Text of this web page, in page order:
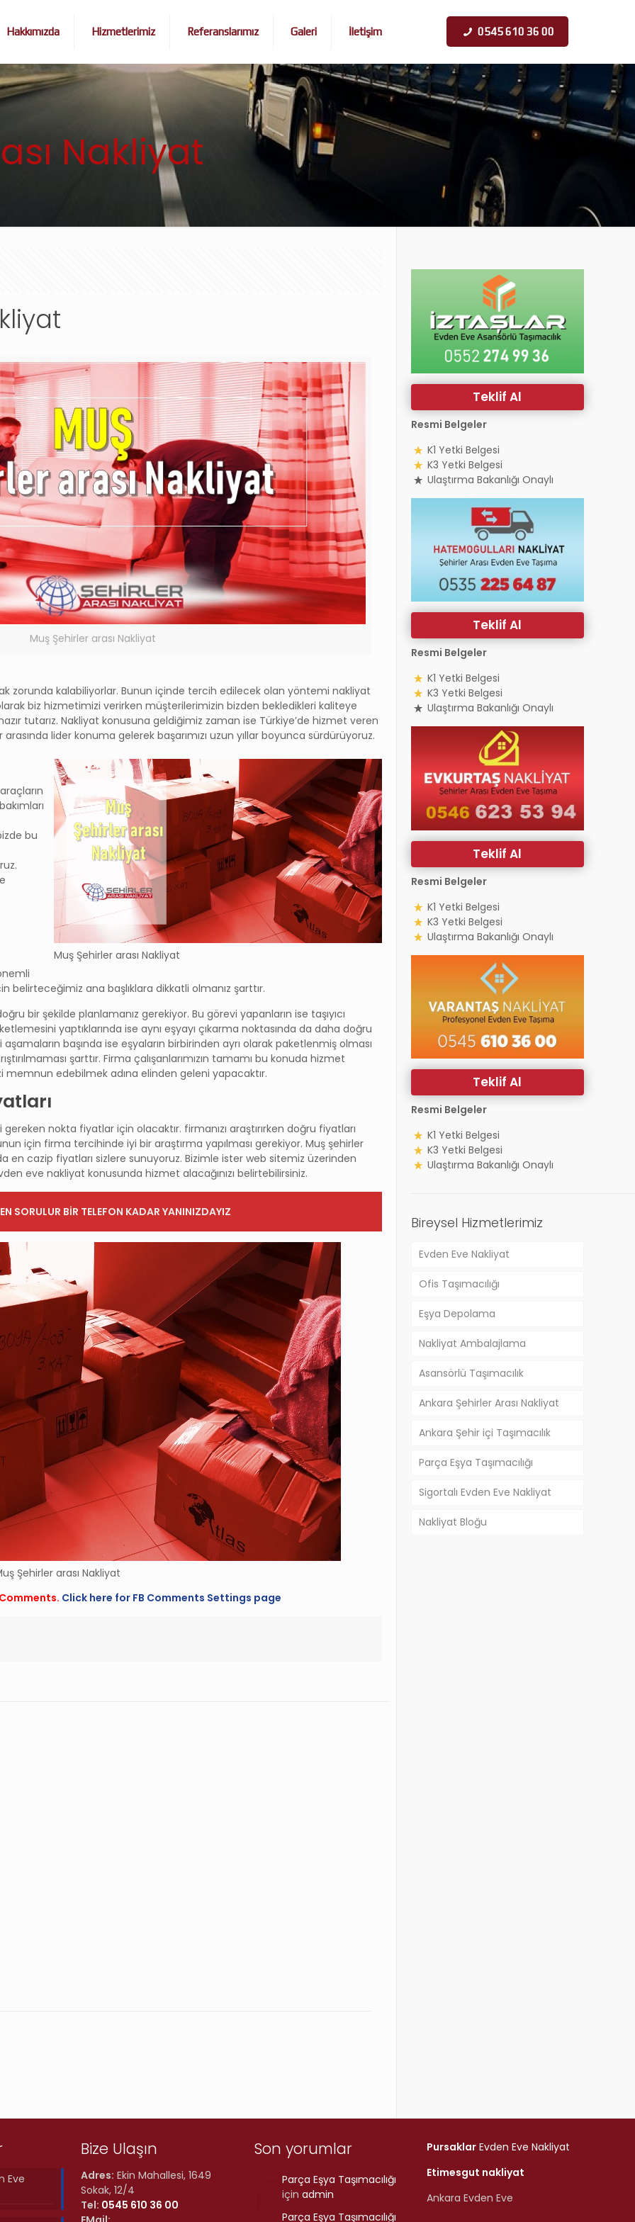
Hakkımızda Hizmetlerimiz Referanslarımız Galeri İletişim 0545 610 36 00
Nakliyat
Muş Şehirler arası Nakliyat
zorunda kalabiliyorlar. Bunun içinde tercih edilecek olan yöntemi nakliyat
biz hizmetimizi verirken müşterilerimizin bizden bekledikleri kaliteye
tutarız. Nakliyat konusuna geldiğimiz zaman ise Türkiye’de hizmet veren
lider konuma gelerek başarımızı uzun yıllar boyunca sürdürüyoruz.
Muş Şehirler arası Nakliyat
bu
belirteceğimiz ana başlıklara dikkatli olmanız şarttır.
bir şekilde planlamanız gerekiyor. Bu görevi yapanların ise taşıyıcı
yaptıklarında ise aynı eşyayı çıkarma noktasında da daha doğru
başında ise eşyaların birbirinden ayrı olarak paketlenmiş olması
şarttır. Firma çalışanlarımızın tamamı bu konuda hizmet
memnun edebilmek adına elinden geleni yapacaktır.
nokta fiyatlar için olacaktır. firmanızı araştırırken doğru fiyatları
için firma tercihinde iyi bir araştırma yapılması gerekiyor. Muş şehirler
en cazip fiyatları sizlere sunuyoruz. Bizimle ister web sitemiz üzerinden
eve nakliyat konusunda hizmet alacağınızı belirtebilirsiniz.
SORULUR BİR TELEFON KADAR YANINIZDAYIZ
Şehirler arası Nakliyat
Click here for FB Comments Settings page
Teklif Al
Resmi Belgeler
K1 Yetki Belgesi
K3 Yetki Belgesi
Ulaştırma Bakanlığı Onaylı
Teklif Al
Resmi Belgeler
K1 Yetki Belgesi
K3 Yetki Belgesi
Ulaştırma Bakanlığı Onaylı
Teklif Al
Resmi Belgeler
K1 Yetki Belgesi
K3 Yetki Belgesi
Ulaştırma Bakanlığı Onaylı
Teklif Al
Resmi Belgeler
K1 Yetki Belgesi
K3 Yetki Belgesi
Ulaştırma Bakanlığı Onaylı
Bireysel Hizmetlerimiz
Evden Eve Nakliyat
Ofis Taşımacılığı
Eşya Depolama
Nakliyat Ambalajlama
Asansörlü Taşımacılık
Ankara Şehirler Arası Nakliyat
Ankara Şehir içi Taşımacılık
Parça Eşya Taşımacılığı
Sigortalı Evden Eve Nakliyat
Nakliyat Bloğu
Eve
Bize Ulaşın
Adres: Ekin Mahallesi, 1649
Sokak, 12/4
Tel: 0545 610 36 00
Son yorumlar
Parça Eşya Taşımacılığı
içinadmin
Parça Eşya Taşımacılığı
Pursaklar Evden Eve Nakliyat
Etimesgut nakliyat
Ankara Evden Eve